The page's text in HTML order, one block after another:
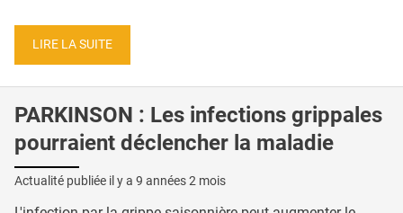
LIRE LA SUITE
PARKINSON : Les infections grippales
pourraient déclencher la maladie
Actualité publiée il y a 9 années 2 mois